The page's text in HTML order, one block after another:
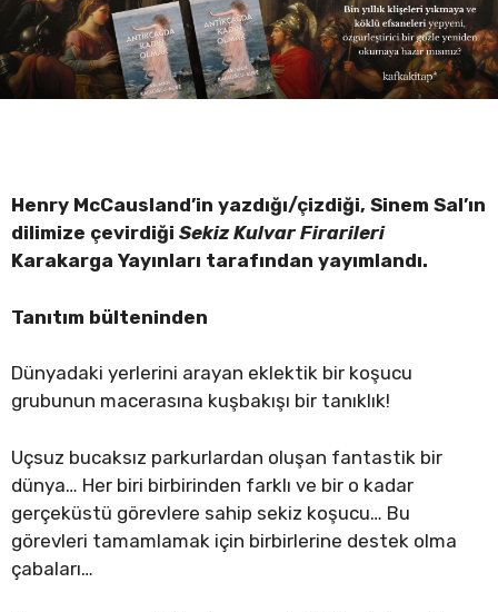
Henry McCausland’in yazdığı/çizdiği, Sinem Sal’ın
dilimize çevirdiği Sekiz Kulvar Firarileri
Karakarga Yayınları tarafından yayımlandı.
Tanıtım bülteninden
Dünyadaki yerlerini arayan eklektik bir koşucu
grubunun macerasına kuşbakışı bir tanıklık!
Uçsuz bucaksız parkurlardan oluşan fantastik bir
dünya… Her biri birbirinden farklı ve bir o kadar
gerçeküstü görevlere sahip sekiz koşucu… Bu
görevleri tamamlamak için birbirlerine destek olma
çabaları…